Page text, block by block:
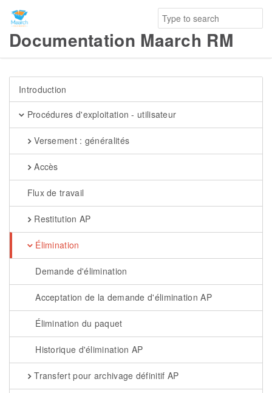
Documentation Maarch RM
Introduction
Procédures d'exploitation - utilisateur
Versement : généralités
Accès
Flux de travail
Restitution AP
Élimination
Demande d'élimination
Acceptation de la demande d'élimination AP
Élimination du paquet
Historique d'élimination AP
Transfert pour archivage définitif AP